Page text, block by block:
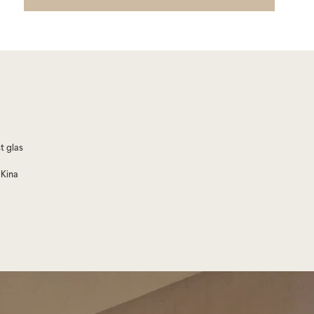
glas
Kina